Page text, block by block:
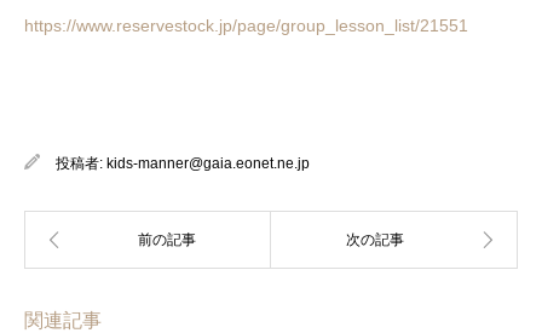
https://www.reservestock.jp/page/group_lesson_list/21551
投稿者: kids-manner@gaia.eonet.ne.jp
関連記事